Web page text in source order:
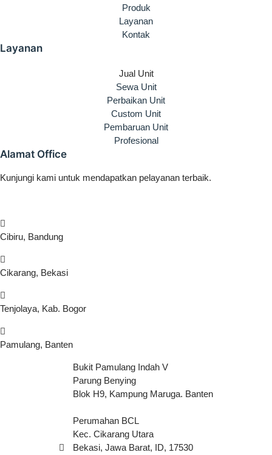
Produk
Layanan
Kontak
Layanan
Jual Unit
Sewa Unit
Perbaikan Unit
Custom Unit
Pembaruan Unit
Profesional
Alamat Office
Kunjungi kami untuk mendapatkan pelayanan terbaik.
Cibiru, Bandung
Cikarang, Bekasi
Tenjolaya, Kab. Bogor
Pamulang, Banten
Bukit Pamulang Indah V
Parung Benying
Blok H9, Kampung Maruga. Banten
Perumahan BCL
Kec. Cikarang Utara
Bekasi, Jawa Barat, ID, 17530